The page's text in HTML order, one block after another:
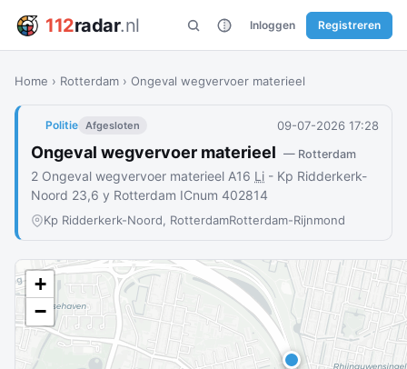
112radar.nl Inloggen Registreren
Home › Rotterdam › Ongeval wegvervoer materieel
Politie Afgesloten 09-07-2026 17:28
Ongeval wegvervoer materieel — Rotterdam
2 Ongeval wegvervoer materieel A16 Li - Kp Ridderkerk-
Noord 23,6 y Rotterdam ICnum 402814
Kp Ridderkerk-Noord, RotterdamRotterdam-Rijnmond
+
−